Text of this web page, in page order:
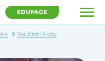
EDUPAGE
Součásti školy